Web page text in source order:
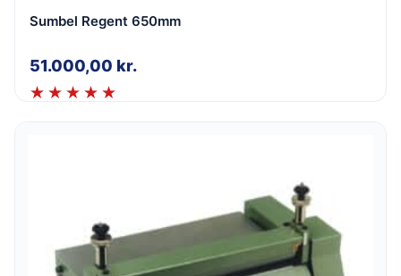
Sumbel Regent 650mm
51.000,00 kr.